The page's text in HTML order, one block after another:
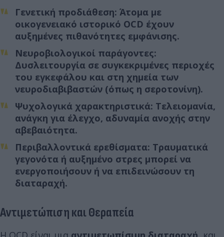
Γενετική προδιάθεση: Άτομα με
οικογενειακό ιστορικό OCD έχουν
αυξημένες πιθανότητες εμφάνισης.
Νευροβιολογικοί παράγοντες:
Δυσλειτουργία σε συγκεκριμένες περιοχές
του εγκεφάλου και στη χημεία των
νευροδιαβιβαστών (όπως η σεροτονίνη).
Ψυχολογικά χαρακτηριστικά: Τελειομανία,
ανάγκη για έλεγχο, αδυναμία ανοχής στην
αβεβαιότητα.
Περιβαλλοντικά ερεθίσματα: Τραυματικά
γεγονότα ή αυξημένο στρες μπορεί να
ενεργοποιήσουν ή να επιδεινώσουν τη
διαταραχή.
Αντιμετώπιση και Θεραπεία